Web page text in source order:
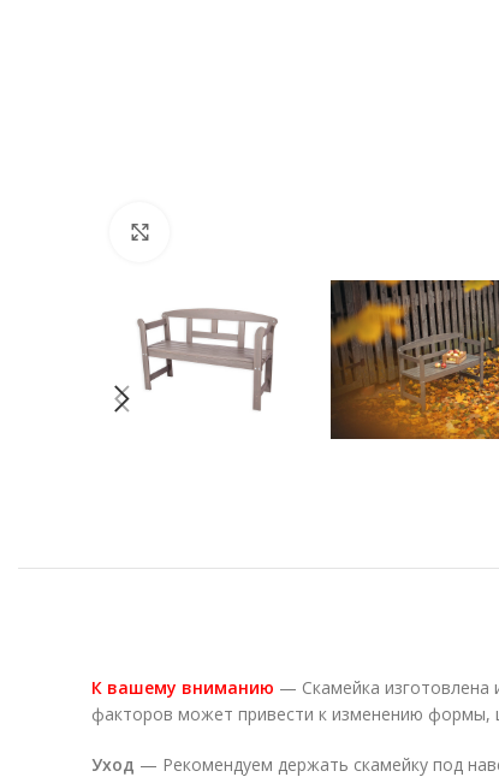
К вашему вниманию — Скамейка изготовлена
факторов может привести к изменению формы,
Уход — Рекомендуем держать скамейку под